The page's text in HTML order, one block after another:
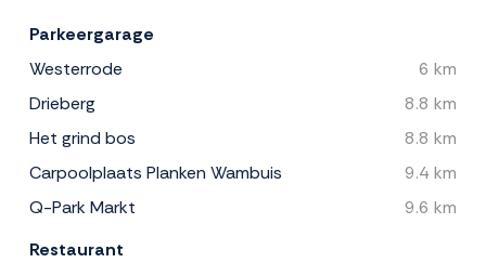
Parkeergarage
Westerrode
6 km
Drieberg
8.8 km
Het grind bos
8.8 km
Carpoolplaats Planken Wambuis
9.4 km
Q-Park Markt
9.6 km
Restaurant